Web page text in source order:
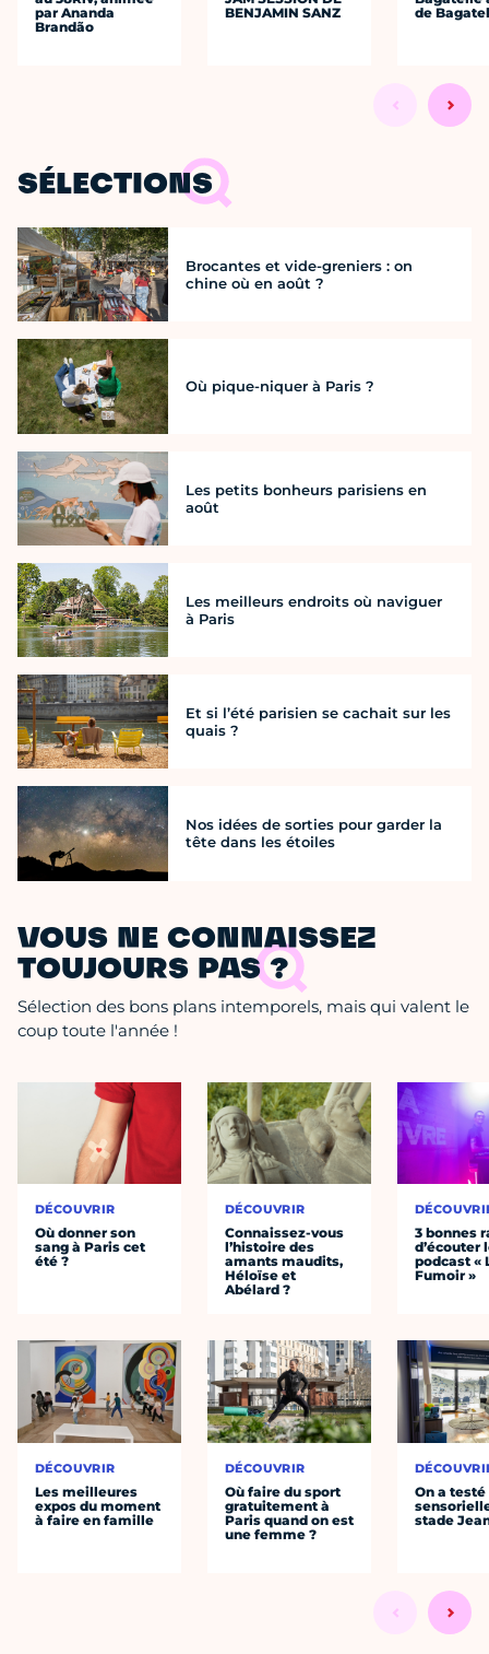
par Ananda
Brandão
BENJAMIN SANZ
de
SÉLECTIONS
Brocantes et vide-greniers : on
chine où en août ?
Où pique-niquer à Paris ?
Les petits bonheurs parisiens en
août
Les meilleurs endroits où naviguer
à Paris
Et si l’été parisien se cachait sur les
quais ?
Nos idées de sorties pour garder la
tête dans les étoiles
VOUS NE CONNAISSEZ
TOUJOURS PAS ?
Sélection des bons plans intemporels, mais qui valent le
coup toute l'année !
DÉCOUVRIR
Où donner son
sang à Paris cet
été ?
DÉCOUVRIR
Les meilleures
expos du moment
à faire en famille
DÉCOUVRIR
Connaissez-vous
l’histoire des
amants maudits,
Héloïse et
Abélard ?
DÉCOUVRIR
Où faire du sport
gratuitement à
Paris quand on est
une femme ?
3 bonnes
d’écouter
podcast «
Fumoir »
On a
stade